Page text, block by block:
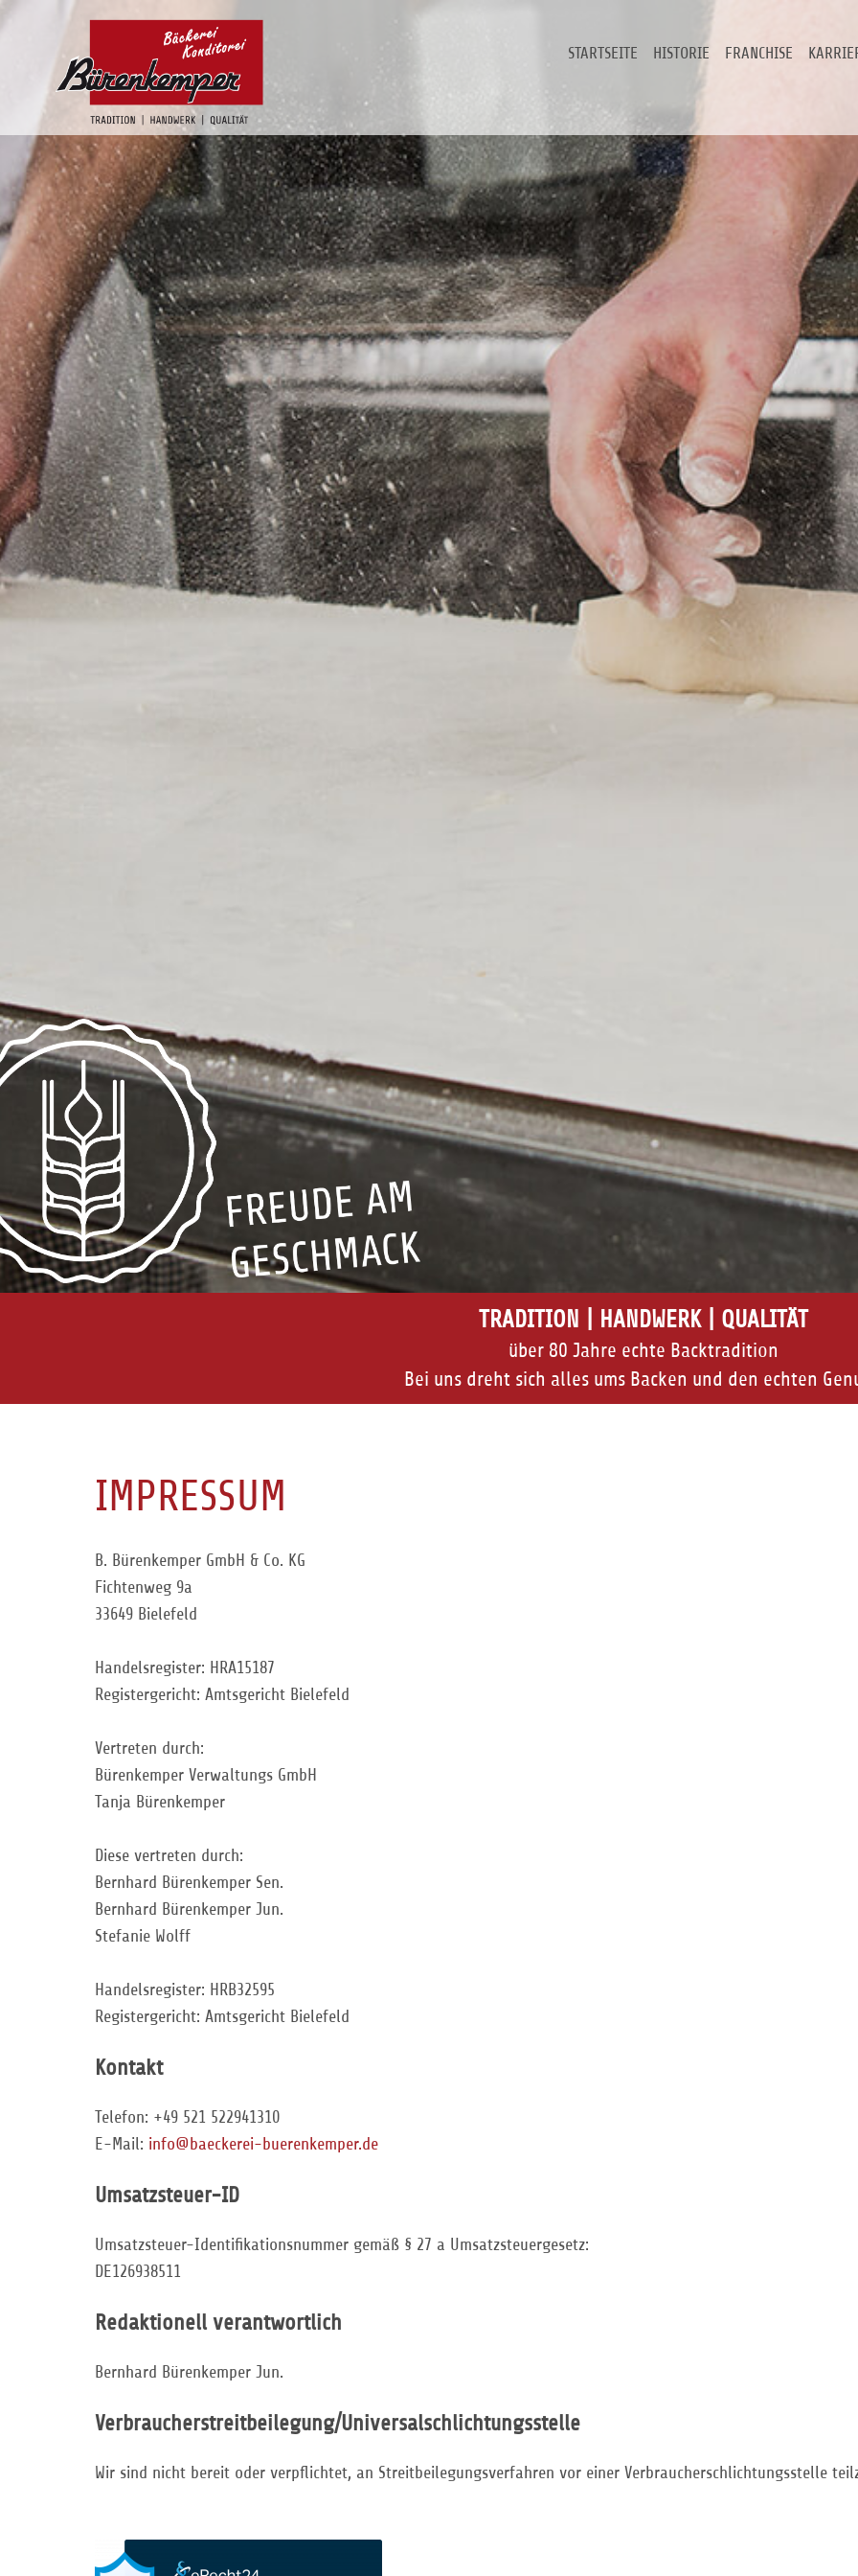
STARTSEITE HISTORIE FRANCHISE
TRADITION | HANDWERK | QUALITÄT
über 80 Jahre echte Backtradition
Bei uns dreht sich alles ums Backen und den echten
IMPRESSUM
B. Bürenkemper GmbH & Co. KG
Fichtenweg 9a
33649 Bielefeld
Handelsregister: HRA15187
Registergericht: Amtsgericht Bielefeld
Vertreten durch:
Bürenkemper Verwaltungs GmbH
Tanja Bürenkemper
Diese vertreten durch:
Bernhard Bürenkemper Sen.
Bernhard Bürenkemper Jun.
Stefanie Wolff
Handelsregister: HRB32595
Registergericht: Amtsgericht Bielefeld
Kontakt
Telefon: +49 521 522941310
E-Mail: info@baeckerei-buerenkemper.de
Umsatzsteuer-ID
Umsatzsteuer-Identifikationsnummer gemäß § 27 a Umsatzsteuergesetz:
DE126938511
Redaktionell verantwortlich
Bernhard Bürenkemper Jun.
Verbraucher­streit­beilegung/Universal­schlichtungs­stelle
Wir sind nicht bereit oder verpflichtet, an Streitbeilegungsverfahren vor einer Verbraucherschlichtungsstelle